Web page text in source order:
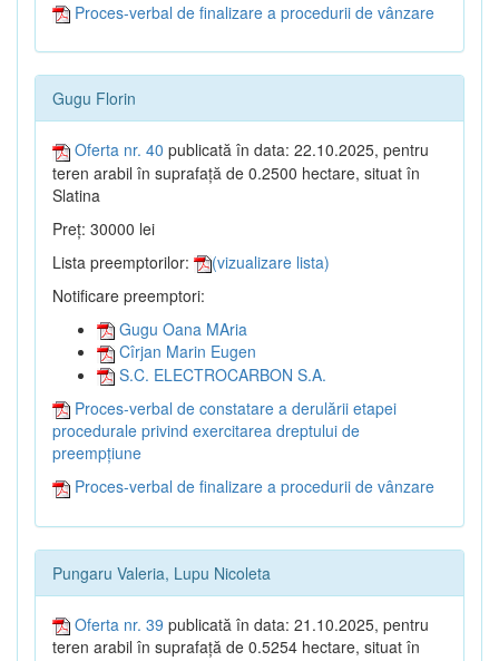
Proces-verbal de finalizare a procedurii de vânzare
Gugu Florin
Oferta nr. 40 publicată în data: 22.10.2025, pentru
teren arabil în suprafață de 0.2500 hectare, situat în
Slatina
Preț: 30000 lei
Lista preemptorilor:
(vizualizare lista)
Notificare preemptori:
Gugu Oana MAria
Cîrjan Marin Eugen
S.C. ELECTROCARBON S.A.
Proces-verbal de constatare a derulării etapei
procedurale privind exercitarea dreptului de
preempțiune
Proces-verbal de finalizare a procedurii de vânzare
Pungaru Valeria, Lupu Nicoleta
Oferta nr. 39 publicată în data: 21.10.2025, pentru
teren arabil în suprafață de 0.5254 hectare, situat în